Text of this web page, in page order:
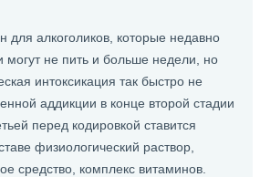
для алкоголиков, которые недавно
не пить и больше недели, но
интоксикация так быстро не
аддикции в конце второй стадии
перед кодировкой ставится
физиологический раствор,
средство, комплекс витаминов.